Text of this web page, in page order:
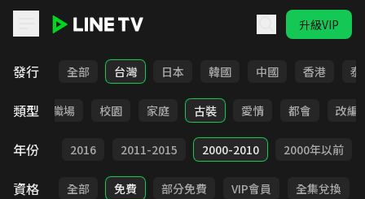
升級VIP
發行 全部 台灣 日本 韓國 中國 香港 泰
類型
全部 職場 校園 家庭 古裝 愛情 都會 改編
年份
2017 2016 2011-2015 2000-2010 2000年以前
資格 全部 免費 部分免費 VIP會員 全集兌換